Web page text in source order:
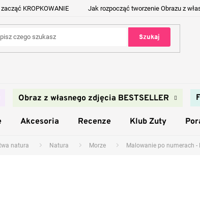
KROPKOWANIE Jak rozpocząć tworzenie Obrazu z
Szukaj
Obraz z własnego zdjęcia BESTSELLER
Akcesoria Recenze Klub Zuty
natura Natura Morze Malowanie po numerach -